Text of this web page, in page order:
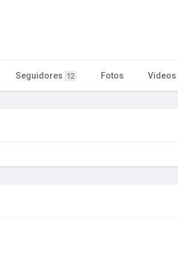
Seguidores 12 Fotos Videos